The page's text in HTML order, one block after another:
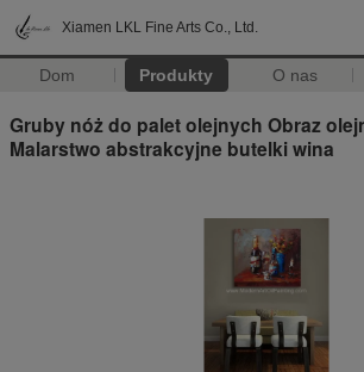
Xiamen LKL Fine Arts Co., Ltd.
Dom Produkty O nas
Gruby nóż do palet olejnych Obraz
Malarstwo abstrakcyjne butelki wina